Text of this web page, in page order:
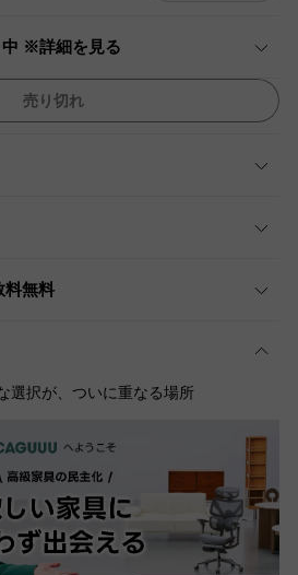
※詳細を見る
売り切れ
料無料
選択が、ついに重なる場所